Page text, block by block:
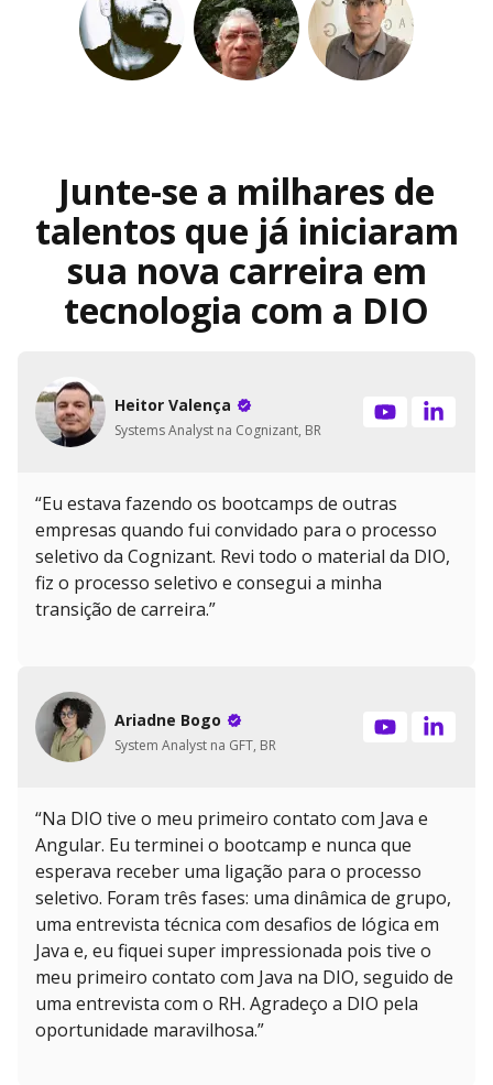
Junte-se a milhares de
talentos que já iniciaram
sua nova carreira em
tecnologia com a DIO
Heitor Valença
Systems Analyst na Cognizant, BR
“Eu estava fazendo os bootcamps de outras
empresas quando fui convidado para o processo
seletivo da Cognizant. Revi todo o material da DIO,
fiz o processo seletivo e consegui a minha
transição de carreira.”
Ariadne Bogo
System Analyst na GFT, BR
“Na DIO tive o meu primeiro contato com Java e
Angular. Eu terminei o bootcamp e nunca que
esperava receber uma ligação para o processo
seletivo. Foram três fases: uma dinâmica de grupo,
uma entrevista técnica com desafios de lógica em
Java e, eu fiquei super impressionada pois tive o
meu primeiro contato com Java na DIO, seguido de
uma entrevista com o RH. Agradeço a DIO pela
oportunidade maravilhosa.”